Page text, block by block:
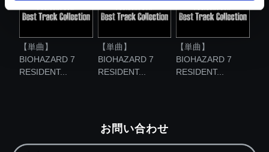
【単曲】
BIOHAZARD 7
RESIDENT...
【単曲】
BIOHAZARD 7
RESIDENT...
【単曲】
BIOHAZARD 7
RESIDENT...
お問い合わせ